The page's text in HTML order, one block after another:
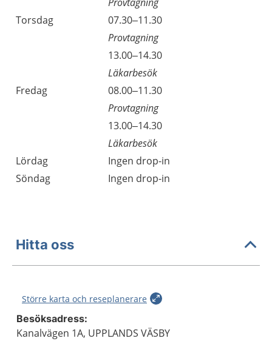
Torsdag
07.30–11.30
Provtagning
13.00–14.30
Läkarbesök
Fredag
08.00–11.30
Provtagning
13.00–14.30
Läkarbesök
Lördag
Ingen drop-in
Söndag
Ingen drop-in
Hitta oss
Större karta och reseplanerare
Besöksadress:
Kanalvägen 1A, UPPLANDS VÄSBY